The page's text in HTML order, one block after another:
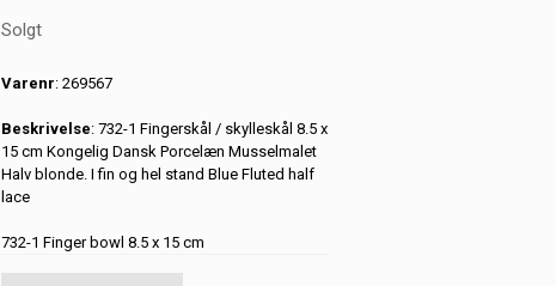
Solgt
Varenr: 269567
Beskrivelse: 732-1 Fingerskål / skylleskål 8.5 x
15 cm Kongelig Dansk Porcelæn Musselmalet
Halv blonde. I fin og hel stand Blue Fluted half
lace
732-1 Finger bowl 8.5 x 15 cm